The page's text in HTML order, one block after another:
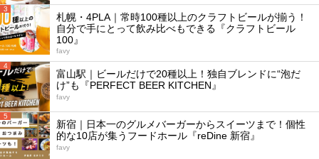
3
札幌・4PLA｜常時100種以上のクラフトビールが揃う！
自分で手にとって飲み比べもできる『クラフトビール
100』
favy
4
富山駅｜ビールだけで20種以上！独自ブレンドに“泡だ
け”も『PERFECT BEER KITCHEN』
favy
5
新宿｜日本一のグルメバーガーからスイーツまで！個性
的な10店が集うフードホール『reDine 新宿』
favy